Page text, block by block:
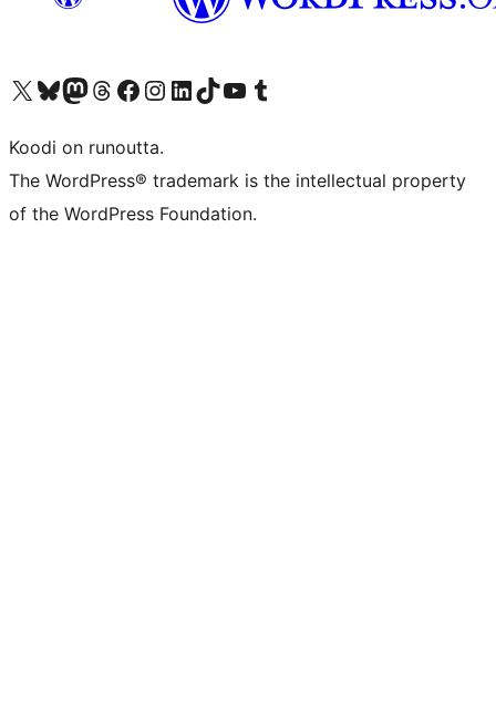
Visit our X (formerly Twitter) account
Visit our Bluesky account
Visit our Mastodon account
Visit our Threads account
Visit our Facebook page
Visit our Instagram account
Visit our LinkedIn account
Visit our TikTok account
Näytä YouTube-kanava
Visit our Tumblr account
Koodi on runoutta.
The WordPress® trademark is the intellectual property
of the WordPress Foundation.